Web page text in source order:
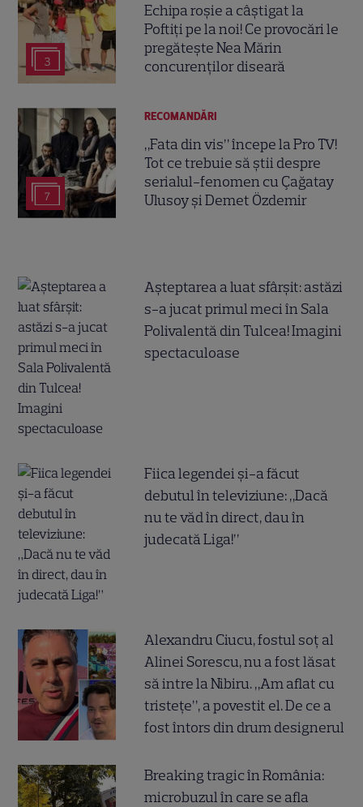
3
Echipa roșie a câștigat la
Poftiți pe la noi! Ce provocări le
pregătește Nea Mărin
concurenților diseară
7
RECOMANDĂRI
„Fata din vis” începe la Pro TV!
Tot ce trebuie să știi despre
serialul-fenomen cu Çağatay
Ulusoy și Demet Özdemir
Așteptarea a luat sfârșit: astăzi
s-a jucat primul meci în Sala
Polivalentă din Tulcea! Imagini
spectaculoase
Fiica legendei și-a făcut
debutul în televiziune: „Dacă
nu te văd în direct, dau în
judecată Liga!”
Alexandru Ciucu, fostul soț al
Alinei Sorescu, nu a fost lăsat
să intre la Nibiru. „Am aflat cu
tristețe”, a povestit el. De ce a
fost întors din drum designerul
Breaking tragic în România:
microbuzul în care se afla